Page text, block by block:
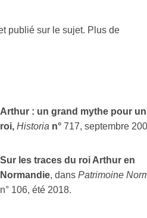
publié sur le sujet. Plus de
Arthur : un grand mythe pour
roi,Historia n° 717, septembre
Sur les traces du roi Arthur en
Normandie, dansPatrimoine
n° 106, été 2018.